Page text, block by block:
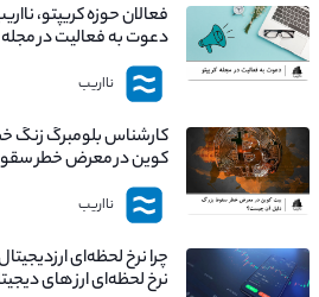
فعالان حوزه کریپتو،
دعوت به فعالیت در مجله
نااریب
کارشناس بلومبرگ زنگ
کوین در معرض خطر
چیست؟
نااریب
چرا نرخ لحظه‌ای
نرخ لحظه‌ای ارز های